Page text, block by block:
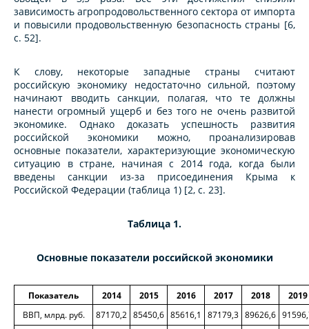
зависимость агропродовольственного сектора от импорта
и повысили продовольственную безопасность страны [6,
с. 52].
К слову, некоторые западные страны считают
российскую экономику недостаточно сильной, поэтому
начинают вводить санкции, полагая, что те должны
нанести огромный ущерб и без того не очень развитой
экономике.
Однако доказать успешность развития
российской экономики можно, проанализировав
основные показатели, характеризующие экономическую
ситуацию в стране, начиная с 2014 года, когда были
введены санкции из-за присоединения Крыма к
Российской Федерации (таблица 1) [2, с. 23].
Таблица 1.
Основные показатели российской экономики
Показатель 2014 2015 2016 2017 2018
2019
ВВП, млрд. руб.
87170,2 85450,6 85616,1 87179,3 89626,6